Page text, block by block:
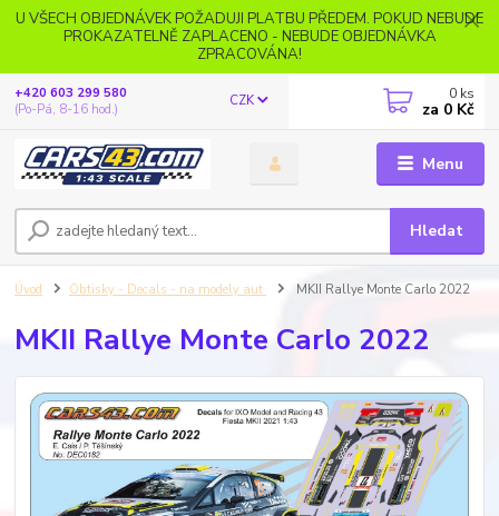
U VŠECH OBJEDNÁVEK POŽADUJI PLATBU PŘEDEM. POKUD NEBUDE
PROKAZATELNĚ ZAPLACENO - NEBUDE OBJEDNÁVKA
ZPRACOVÁNA!
Menu
CZK
Hledat
+420 603 299 580
(Po-Pá, 8-16 hod.)
0 ks
za 0 Kč
Úvod Obtisky - Decals - na modely aut MKII Rallye Monte Carlo 2022
MKII Rallye Monte Carlo 2022